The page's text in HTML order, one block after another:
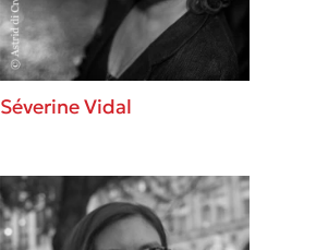
Séverine Vidal